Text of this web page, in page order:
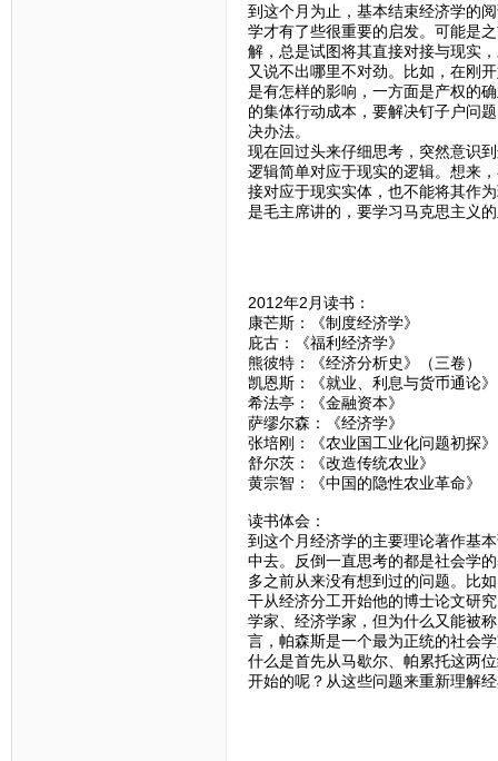
到这个月为止，基本结束经济学的
学才有了些很重要的启发。可能是
解，总是试图将其直接对接与现实
又说不出哪里不对劲。比如，在刚
是有怎样的影响，一方面是产权的
的集体行动成本，要解决钉子户问
决办法。
现在回过头来仔细思考，突然意识
逻辑简单对应于现实的逻辑。想来
接对应于现实实体，也不能将其作
是毛主席讲的，要学习马克思主义
2012年2月读书：
康芒斯：《制度经济学》
庇古：《福利经济学》
熊彼特：《经济分析史》（三卷）
凯恩斯：《就业、利息与货币通论》
希法亭：《金融资本》
萨缪尔森：《经济学》
张培刚：《农业国工业化问题初探》
舒尔茨：《改造传统农业》
黄宗智：《中国的隐性农业革命》
读书体会：
到这个月经济学的主要理论著作基
中去。反倒一直思考的都是社会学
多之前从来没有想到过的问题。比
干从经济分工开始他的博士论文研
学家、经济学家，但为什么又能被
言，帕森斯是一个最为正统的社会
什么是首先从马歇尔、帕累托这两
开始的呢？从这些问题来重新理解